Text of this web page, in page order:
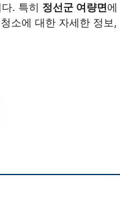
. 특히 정선군 여량면에
소에 대한 자세한 정보,